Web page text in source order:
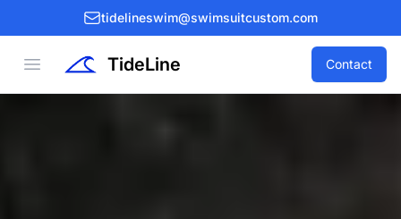
tidelineswim@swimsuitcustom.com
Open menu TideLine Contact